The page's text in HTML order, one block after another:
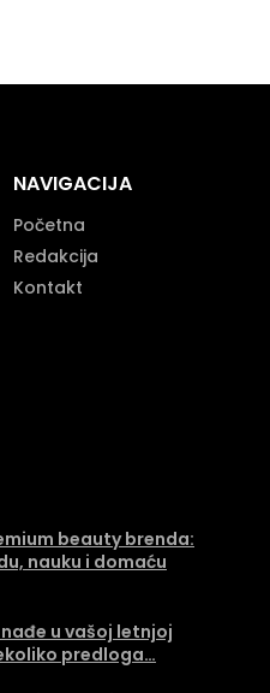
NAVIGACIJA
Početna
Redakcija
Kontakt
beauty brenda:
nauku i domaću
u vašoj letnjoj
predloga…